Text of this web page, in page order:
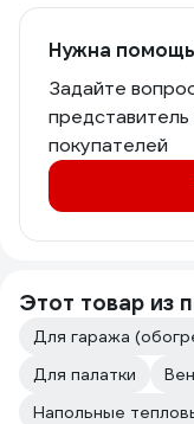
Нужна
Задайте
покупателей
Этот товар из
Для гаража
Для палатки
Напольные